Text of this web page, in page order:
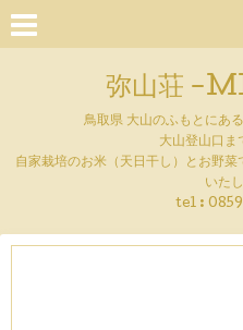
弥山荘 -
鳥取県 大山のふもとにあ
大山登山口ま
自家栽培のお米（天日干し）とお野
いた
tel :